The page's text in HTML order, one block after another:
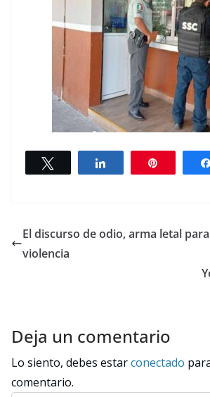
El discurso de odio, arma letal
violencia
Deja un comentario
Lo siento, debes estarconectado
comentario.